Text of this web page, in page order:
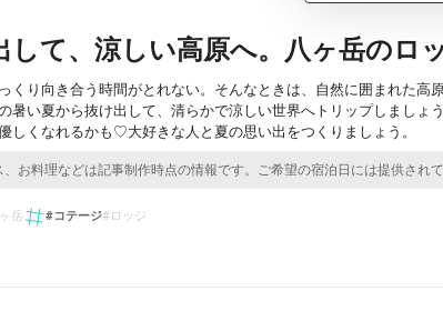
して、涼しい高原へ。八ヶ岳のロ
くり向き合う時間がとれない。そんなときは、自然に囲まれた高
暑い夏から抜け出して、清らかで涼しい世界へトリップしましょ
しくなれるかも♡大好きな人と夏の思い出をつくりましょう。
岳 #コテージ#ロッジ